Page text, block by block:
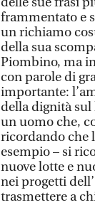
frammentato e
un richiamo
della sua
Piombino, ma
con parole di
importante:
della dignità
un uomo che,
ricordando che
esempio – si
nuove lotte e
nei progetti
trasmettere a